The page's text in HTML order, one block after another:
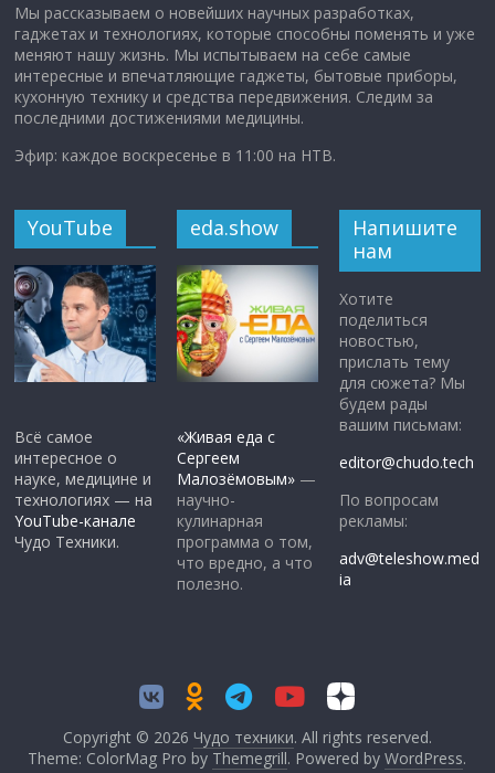
Мы рассказываем о новейших научных разработках,
гаджетах и технологиях, которые способны поменять и уже
меняют нашу жизнь. Мы испытываем на себе самые
интересные и впечатляющие гаджеты, бытовые приборы,
кухонную технику и средства передвижения. Следим за
последними достижениями медицины.
Эфир: каждое воскресенье в 11:00 на НТВ.
YouTube
Всё самое
интересное о
науке, медицине и
технологиях — на
YouTube-канале
Чудо Техники.
eda.show
«Живая еда с
Сергеем
Малозёмовым» —
научно-
кулинарная
программа о том,
что вредно, а что
полезно.
Напишите
нам
Хотите
поделиться
новостью,
прислать тему
для сюжета? Мы
будем рады
вашим письмам:
editor@chudo.tech
По вопросам
рекламы:
adv@teleshow.med
ia
Copyright © 2026 Чудо техники. All rights reserved.
Theme: ColorMag Pro by Themegrill. Powered byWordPress.